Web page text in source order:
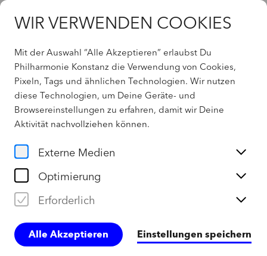
WIR VERWENDEN COOKIES
Mit der Auswahl “Alle Akzeptieren” erlaubst Du
Philharmonie Konstanz die Verwendung von Cookies,
Pixeln, Tags und ähnlichen Technologien. Wir nutzen
diese Technologien, um Deine Geräte- und
Browsereinstellungen zu erfahren, damit wir Deine
Aktivität nachvollziehen können.
Externe Medien
Optimierung
Erforderlich
Alle Akzeptieren Einstellungen speichern
404 - Not found
Home